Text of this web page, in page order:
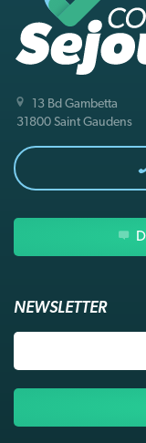
13 Bd Gambetta
31800 Saint Gaudens
NEWSLETTER
Adresse